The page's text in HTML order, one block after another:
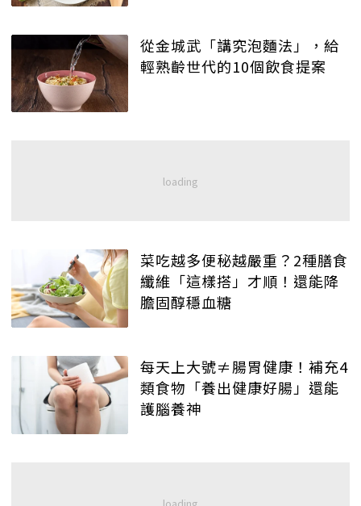
從金城武「講究泡麵法」，給
輕熟齡世代的10個飲食提案
菜吃越多便秘越嚴重？2種膳食
纖維「這樣搭」才順！還能降
膽固醇穩血糖
每天上大號≠腸胃健康！補充4
類食物「養出健康好腸」還能
護腦養神